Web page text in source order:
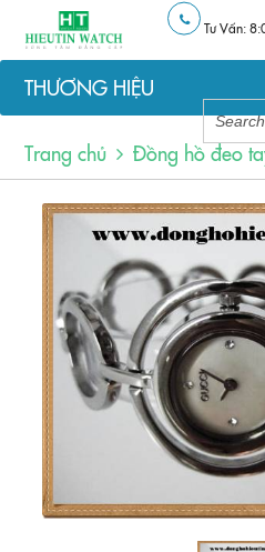
Tư Vấn:
THƯƠNG HIỆU
Trang chủ Đồng hồ đeo